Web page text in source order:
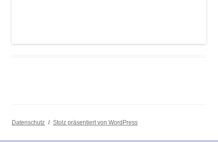
Datenschutz Stolz präsentiert von WordPress